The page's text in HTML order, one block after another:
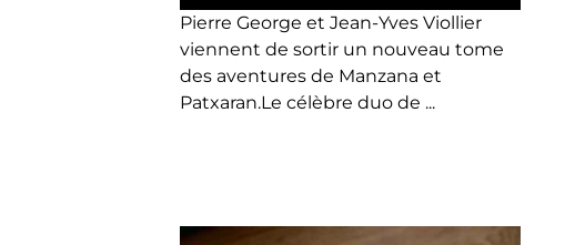
Pierre George et Jean-Yves Viollier
viennent de sortir un nouveau tome
des aventures de Manzana et
Patxaran.Le célèbre duo de ...